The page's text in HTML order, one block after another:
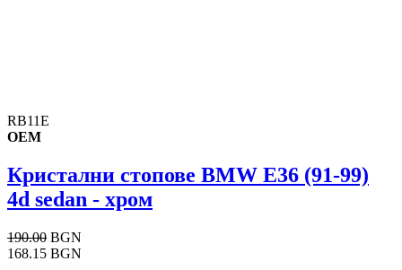
RB11E
OEM
Кристални стопове BMW E36 (91-99)
4d sedan - хром
190.00 BGN
168.15 BGN